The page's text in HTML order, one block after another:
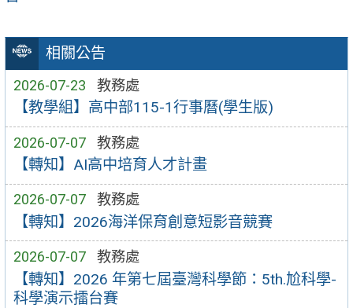
相關公告
2026-07-23 教務處
【教學組】高中部115-1行事曆(學生版)
2026-07-07 教務處
【轉知】AI高中培育人才計畫
2026-07-07 教務處
【轉知】2026海洋保育創意短影音競賽
2026-07-07 教務處
【轉知】2026 年第七屆臺灣科學節：5th.尬科學-
科學演示擂台賽